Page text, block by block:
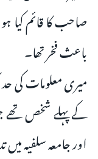
صاحب کا قائم کیا
باعث فخر تھا۔
میری معلومات کی
کے پہلے شخص تھے
اور جامعہ سلفیہ